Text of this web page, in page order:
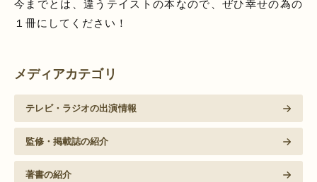
今までとは、違うテイストの本なので、ぜひ幸せの為の
１冊にしてください！
メディアカテゴリ
テレビ・ラジオの出演情報
監修・掲載誌の紹介
著書の紹介